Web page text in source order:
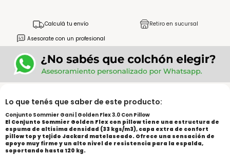
Calculá tu envío
Retiro en sucursal
Asesorate con un profesional
Lo que tenés que saber de este producto:
Conjunto Sommier Gani | Golden Flex 3.0 Con Pillow
El Conjunto Sommier Golden Flex con pillow tiene una estructura de
espuma de altísima densidad (33 kgs/m3), capa extra de confort
pillow top y tejido Jackard matelaseado. Ofrece una sensación de
apoyo muy firme y un alto nivel de resistencia para la espalda,
soportando hasta 120 kg.